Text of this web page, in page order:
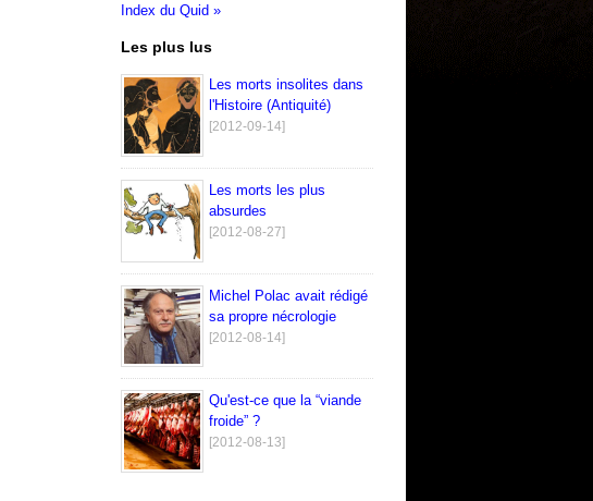
Index du Quid »
Les plus lus
Les morts insolites dans
l'Histoire (Antiquité)
[2012-09-14]
Les morts les plus
absurdes
[2012-08-27]
Michel Polac avait rédigé
sa propre nécrologie
[2012-08-14]
Qu'est-ce que la “viande
froide” ?
[2012-08-13]